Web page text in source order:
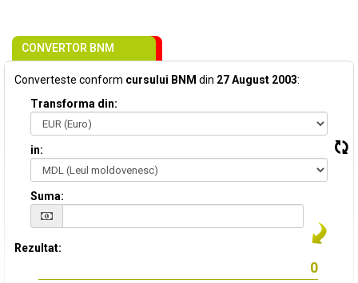
CONVERTOR BNM
Converteste conform cursului BNM din 27 August 2003:
Transforma din:
in:
Suma:
Rezultat: